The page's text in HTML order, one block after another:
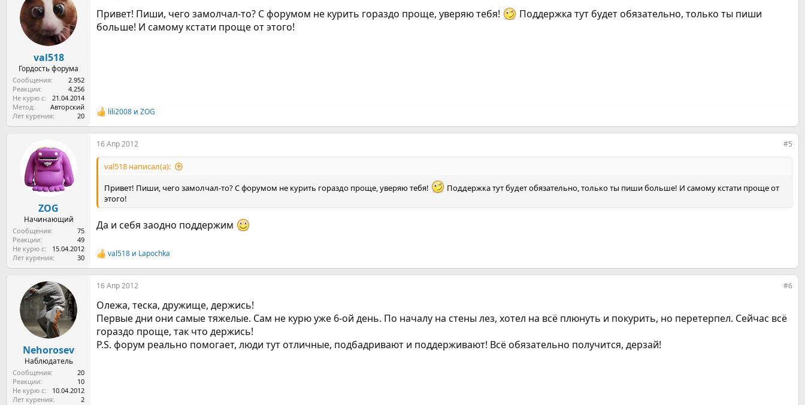
val518
Гордость форума
Сообщения
2.952
Реакции
4.256
Не курю с
21.04.2014
Метод
Авторский
Лет курения
20
Привет! Пиши, чего замолчал-то? С форумом не курить гораздо проще, уверяю тебя!
Поддержка тут будет обязательно, только ты пиши
больше! И самому кстати проще от этого!
Р
е
а
к
lili2008 и ZOG
ZOG
Начинающий
Сообщения
75
Реакции
49
Не курю с
15.04.2012
Лет курения
30
16 Апр 2012 #5
val518 написал(а):
Привет! Пиши, чего замолчал-то? С форумом не курить гораздо проще, уверяю тебя!
Поддержка тут будет обязательно, только ты пиши больше! И самому кстати проще от
этого!
Да и себя заодно поддержим
Р
е
а
к
и
и
:
val518 и Lapochka
Nehorosev
Наблюдатель
Сообщения
20
Реакции
10
Не курю с
10.04.2012
Лет курения
2
16 Апр 2012 #6
Олежа, теска, дружище, держись!
Первые дни они самые тяжелые. Сам не курю уже 6-ой день. По началу на стены лез, хотел на всё плюнуть и покурить, но перетерпел. Сейчас всё
гораздо проще, так что держись!
P.S. форум реально помогает, люди тут отличные, подбадривают и поддерживают! Всё обязательно получится, дерзай!